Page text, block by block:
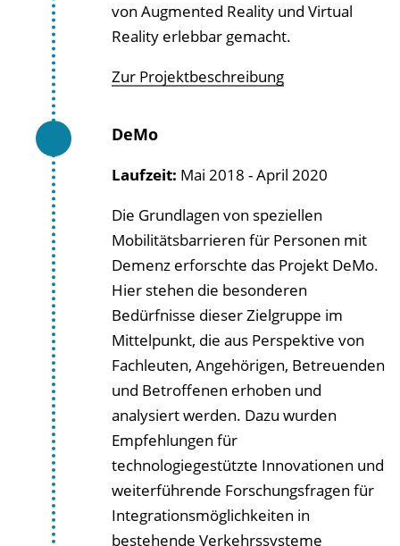
von Augmented Reality und Virtual
Reality erlebbar gemacht.
Zur Projektbeschreibung
DeMo
Laufzeit: Mai 2018 - April 2020
Die Grundlagen von speziellen
Mobilitätsbarrieren für Personen mit
Demenz erforschte das Projekt DeMo.
Hier stehen die besonderen
Bedürfnisse dieser Zielgruppe im
Mittelpunkt, die aus Perspektive von
Fachleuten, Angehörigen, Betreuenden
und Betroffenen erhoben und
analysiert werden. Dazu wurden
Empfehlungen für
technologiegestützte Innovationen und
weiterführende Forschungsfragen für
Integrationsmöglichkeiten in
bestehende Verkehrssysteme